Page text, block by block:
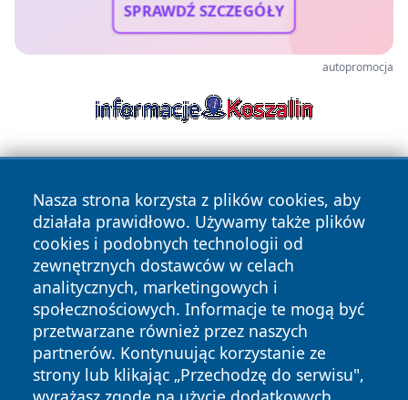
SPRAWDŹ SZCZEGÓŁY
autopromocja
Nasza strona korzysta z plików cookies, aby
działała prawidłowo. Używamy także plików
cookies i podobnych technologii od
zewnętrznych dostawców w celach
analitycznych, marketingowych i
społecznościowych. Informacje te mogą być
przetwarzane również przez naszych
partnerów. Kontynuując korzystanie ze
strony lub klikając „Przechodzę do serwisu",
Copyright © 2026 kochamsiedlce.pl Wszystkie prawa
zastrzeżone.
News Autorzy
Polityka
Prywatności
Polityka
Cookies